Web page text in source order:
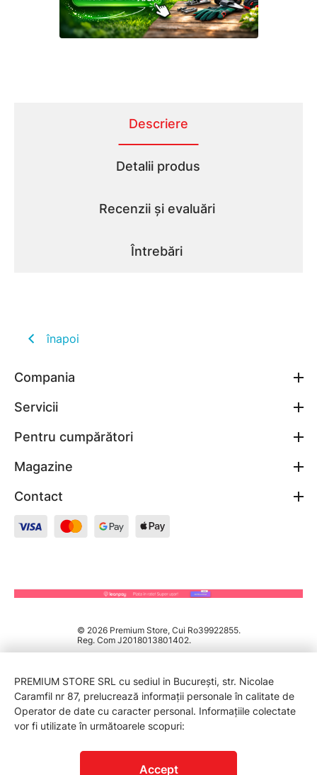
Descriere
Detalii produs
Recenzii și evaluări
Întrebări
înapoi
Compania
Servicii
Pentru cumpărători
Magazine
Contact
© 2026 Premium Store, Cui Ro39922855.
Reg. Com J2018013801402.
PREMIUM STORE SRL cu sediul in București, str. Nicolae
Caramfil nr 87, prelucrează informații personale în calitate de
Operator de date cu caracter personal. Informațiile colectate
vor fi utilizate în următoarele scopuri:
Accept